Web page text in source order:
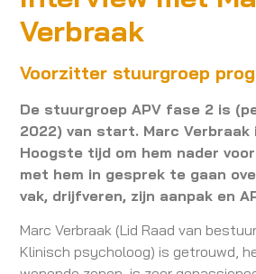
Verbraak
Voorzitter stuurgroep
De stuurgroep APV fase 2 is
2022) van start. Marc
Hoogste tijd om hem nader
met hem in gesprek te gaan
vak, drijfveren, zijn aanpak en
Marc Verbraak (Lid Raad van
Klinisch psycholoog) is getrouwd,